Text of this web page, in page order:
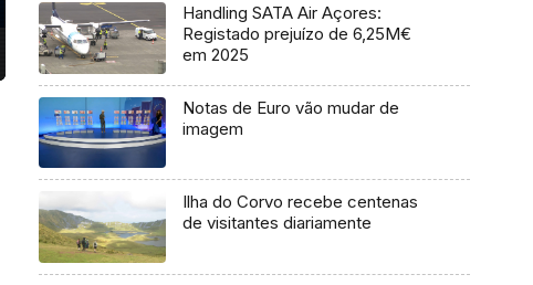
Handling SATA Air Açores:
Registado prejuízo de 6,25M€
em 2025
Notas de Euro vão mudar de
imagem
Ilha do Corvo recebe centenas
de visitantes diariamente